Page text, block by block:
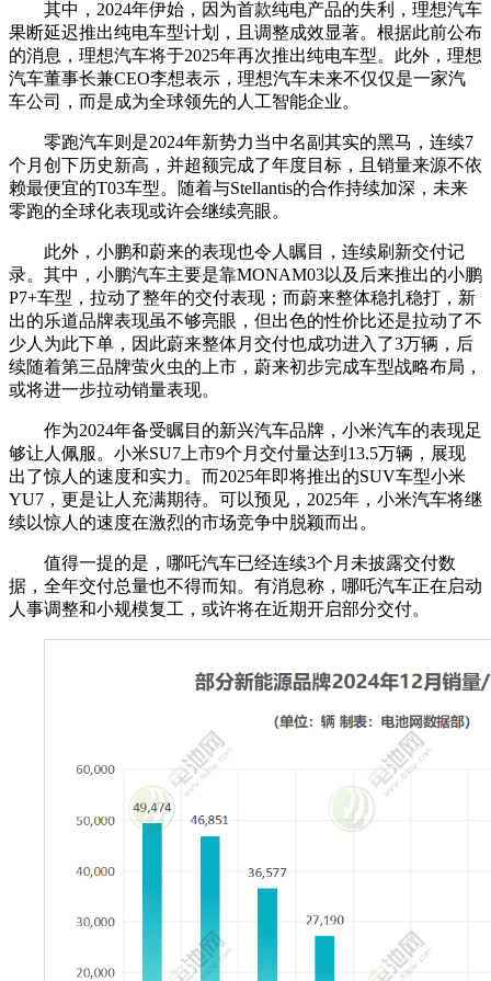
其中，2024年伊始，因为首款纯电产品的失利，理想汽车
果断延迟推出纯电车型计划，且调整成效显著。根据此前公布
的消息，理想汽车将于2025年再次推出纯电车型。此外，理想
汽车董事长兼CEO李想表示，理想汽车未来不仅仅是一家汽
车公司，而是成为全球领先的人工智能企业。
零跑汽车则是2024年新势力当中名副其实的黑马，连续7
个月创下历史新高，并超额完成了年度目标，且销量来源不依
赖最便宜的T03车型。随着与Stellantis的合作持续加深，未来
零跑的全球化表现或许会继续亮眼。
此外，小鹏和蔚来的表现也令人瞩目，连续刷新交付记
录。其中，小鹏汽车主要是靠MONAM03以及后来推出的小鹏
P7+车型，拉动了整年的交付表现；而蔚来整体稳扎稳打，新
出的乐道品牌表现虽不够亮眼，但出色的性价比还是拉动了不
少人为此下单，因此蔚来整体月交付也成功进入了3万辆，后
续随着第三品牌萤火虫的上市，蔚来初步完成车型战略布局，
或将进一步拉动销量表现。
作为2024年备受瞩目的新兴汽车品牌，小米汽车的表现足
够让人佩服。小米SU7上市9个月交付量达到13.5万辆，展现
出了惊人的速度和实力。而2025年即将推出的SUV车型小米
YU7，更是让人充满期待。可以预见，2025年，小米汽车将继
续以惊人的速度在激烈的市场竞争中脱颖而出。
值得一提的是，哪吒汽车已经连续3个月未披露交付数
据，全年交付总量也不得而知。有消息称，哪吒汽车正在启动
人事调整和小规模复工，或许将在近期开启部分交付。